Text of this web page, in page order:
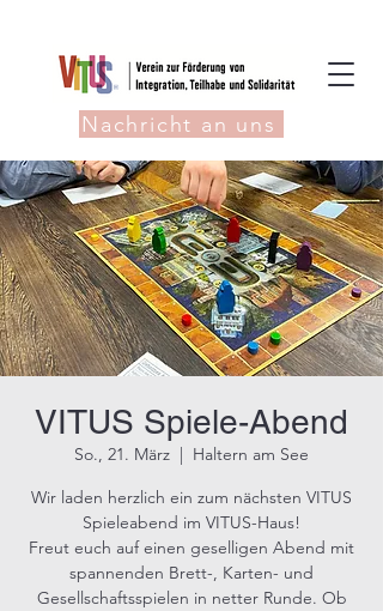
Nachricht an uns
VITUS Spiele-Abend
So., 21. März
  |
Haltern am See
Wir laden herzlich ein zum nächsten VITUS
Spieleabend im VITUS-Haus!
Freut euch auf einen geselligen Abend mit
spannenden Brett-, Karten- und
Gesellschaftsspielen in netter Runde. Ob